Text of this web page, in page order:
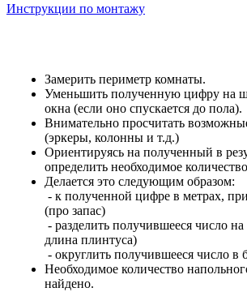
Инструкции по монтажу
Замерить периметр комнаты.
Уменьшить полученную цифру на
окна (если оно спускается до пола).
Внимательно просчитать
(эркеры, колонны и т.д.)
Ориентируясь на полученный в
определить необходимое
Делается это следующим образом:
- к полученной цифре в метрах,
(про запас)
- разделить получившееся число
длина плинтуса)
- округлить получившееся число в
Необходимое количество
найдено.